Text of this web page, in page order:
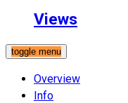
Views
toggle menu
Overview
Info